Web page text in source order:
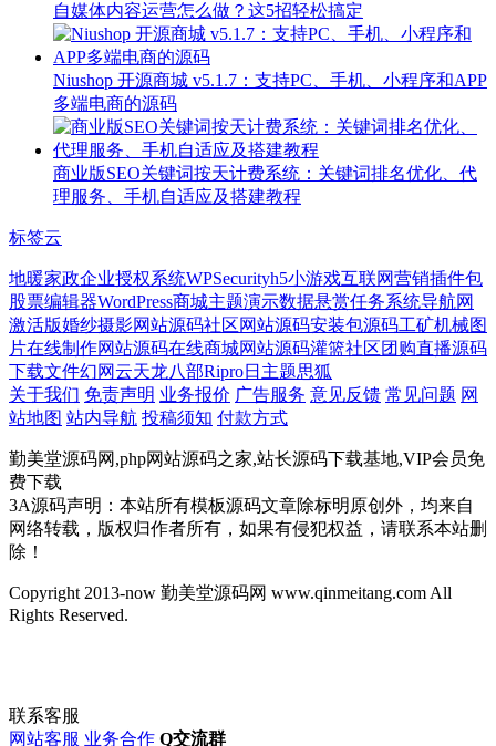
自媒体内容运营怎么做？这5招轻松搞定
Niushop 开源商城 v5.1.7：支持PC、手机、小程序和APP
多端电商的源码
商业版SEO关键词按天计费系统：关键词排名优化、代
理服务、手机自适应及搭建教程
标签云
地暖家政企业授权系统WPSecurityh5小游戏互联网营销插件包
股票编辑器WordPress商城主题演示数据悬赏任务系统导航网
激活版婚纱摄影网站源码社区网站源码安装包源码工矿机械图
片在线制作网站源码在线商城网站源码灌篮社区团购直播源码
下载文件幻网云天龙八部Ripro日主题思狐
关于我们 免责声明 业务报价 广告服务 意见反馈 常见问题 网
站地图 站内导航 投稿须知 付款方式
勤美堂源码网,php网站源码之家,站长源码下载基地,VIP会员免
费下载
3A源码声明：本站所有模板源码文章除标明原创外，均来自
网络转载，版权归作者所有，如果有侵犯权益，请联系本站删
除！
Copyright 2013-now 勤美堂源码网 www.qinmeitang.com All
Rights Reserved.
联系客服
网站客服 业务合作 Q交流群